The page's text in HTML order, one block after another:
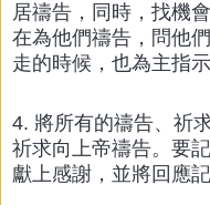
居禱告，同時，找機
在為他們禱告，問他
走的時候，也為主指
4. 將所有的禱告、祈
祈求向上帝禱告。要
獻上感謝，並將回應